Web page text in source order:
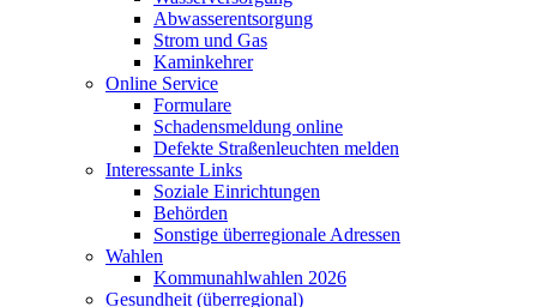
Abwasserentsorgung
Strom und Gas
Kaminkehrer
Online Service
Formulare
Schadensmeldung online
Defekte Straßenleuchten melden
Interessante Links
Soziale Einrichtungen
Behörden
Sonstige überregionale Adressen
Wahlen
Kommunahlwahlen 2026
Gesundheit (überregional)